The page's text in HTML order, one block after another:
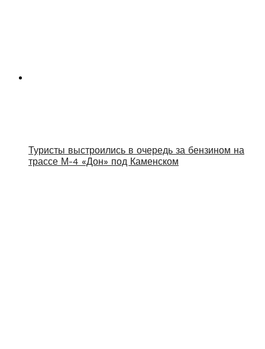
Туристы выстроились в очередь за бензином на
трассе М-4 «Дон» под Каменском